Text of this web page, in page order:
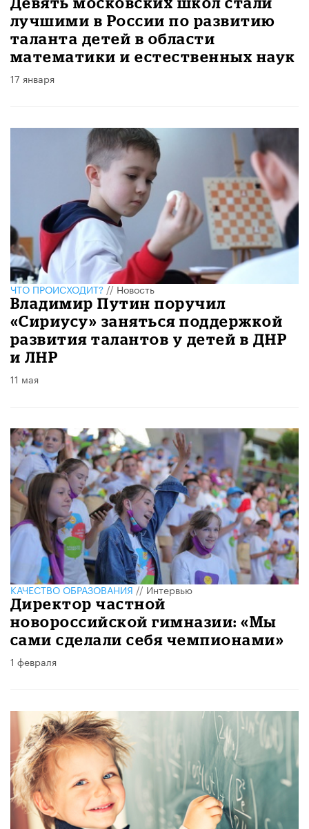
лучшими в России по развитию
таланта детей в области
математики и естественных наук
17 января
ЧТО ПРОИСХОДИТ?//Новость
Владимир Путин поручил
«Сириусу» заняться поддержкой
развития талантов у детей в ДНР
и ЛНР
11 мая
КАЧЕСТВО ОБРАЗОВАНИЯ//Интервью
Директор частной
новороссийской гимназии: «Мы
сами сделали себя чемпионами»
1 февраля